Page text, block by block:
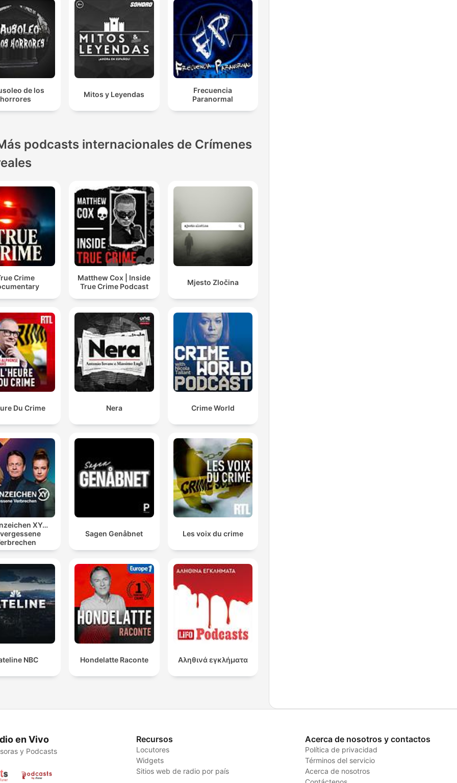
de los
horrores
Mitos y Leyendas
Frecuencia
Paranormal
podcasts internacionales de Crímenes
Crime
Matthew Cox | Inside
True Crime Podcast
Mjesto Zločina
Du Crime Nera Crime World
XY…
Sagen Genåbnet Les voix du crime
NBC Hondelatte Raconte Αληθινά εγκλήματα
en Vivo
y Podcasts
Recursos
Locutores
Widgets
Sitios web de radio por país
Acerca de nosotros y contactos
Política de privacidad
Términos del servicio
Acerca de nosotros